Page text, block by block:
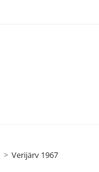
> Verijärv 1967